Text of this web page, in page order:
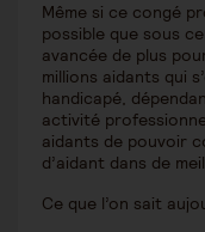
Même si ce congé
possible que sous
avancée de plus
millions aidants qui
handicapé,
activité
aidants de pouvoir
d’aidant dans de
Ce que l’on sait